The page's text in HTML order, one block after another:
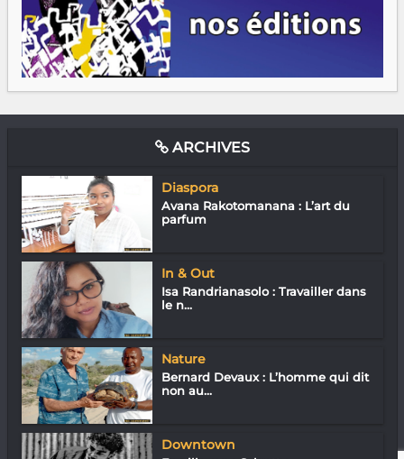
ARCHIVES
Diaspora
Avana Rakotomanana : L’art du
parfum
In & Out
Isa Randrianasolo : Travailler dans
le n...
Nature
Bernard Devaux : L’homme qui dit
non au...
Downtown